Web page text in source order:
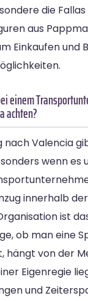
die
aus
Einkaufen und
einem
achten?
nach Valencia
wenn es
innerhalb
ist
ob man eine
hängt von der
Eigenregie
und